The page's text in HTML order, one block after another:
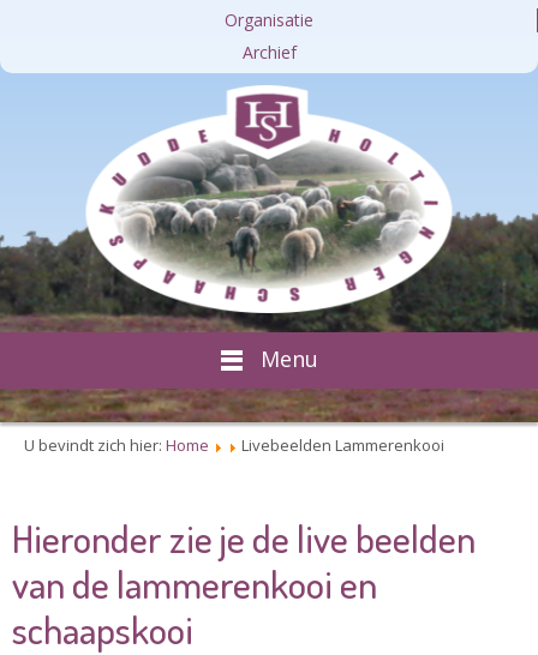
Organisatie
Archief
Menu
U bevindt zich hier: Home Livebeelden Lammerenkooi
Hieronder zie je de live beelden
van de lammerenkooi en
schaapskooi